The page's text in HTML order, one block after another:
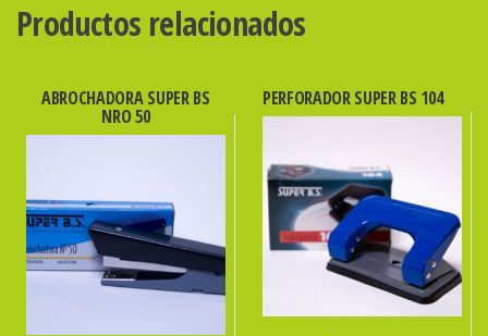
Productos relacionados
ABROCHADORA SUPER BS
NRO 50
PERFORADOR SUPER BS 104